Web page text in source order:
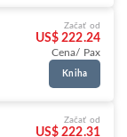
Začať od
US$ 222.24
Cena/ Pax
Kniha
Začať od
US$ 222.31